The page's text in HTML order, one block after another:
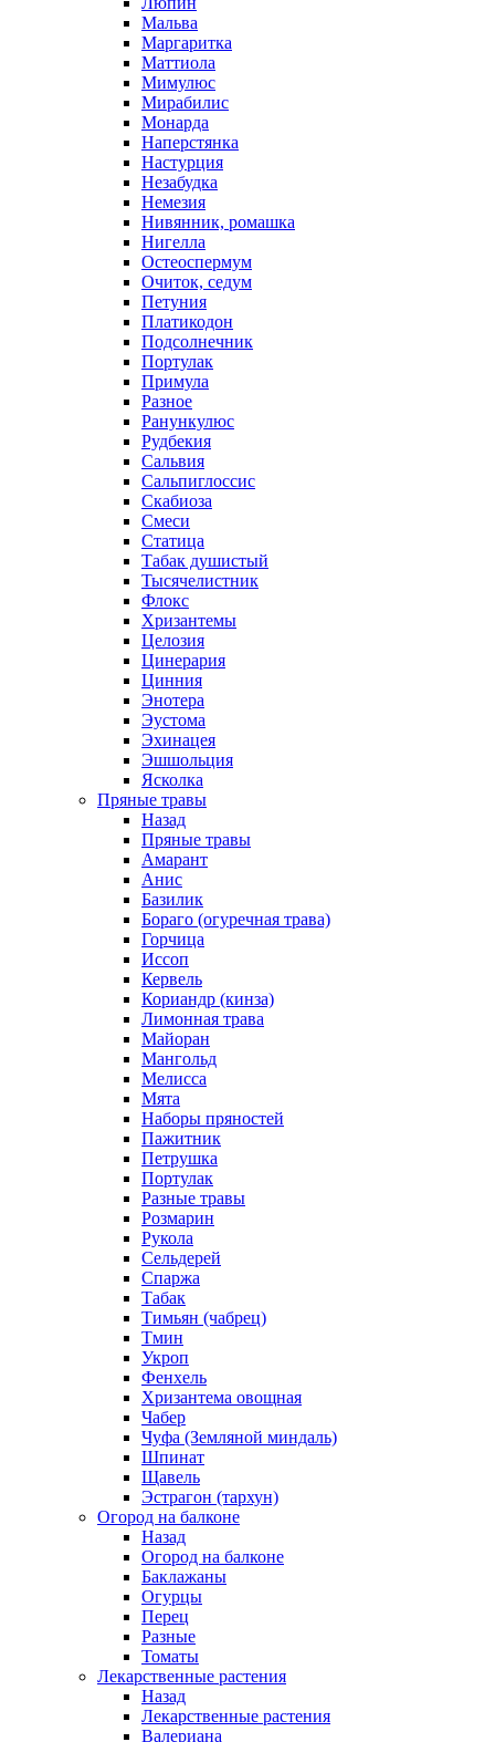
Мальва
Маргаритка
Маттиола
Мимулюс
Мирабилис
Монарда
Наперстянка
Настурция
Незабудка
Немезия
Нивянник, ромашка
Нигелла
Остеоспермум
Очиток, седум
Петуния
Платикодон
Подсолнечник
Портулак
Примула
Разное
Ранункулюс
Рудбекия
Сальвия
Сальпиглоссис
Скабиоза
Смеси
Статица
Табак душистый
Тысячелистник
Флокс
Хризантемы
Целозия
Цинерария
Цинния
Энотера
Эустома
Эхинацея
Эшшольция
Ясколка
Пряные травы
Назад
Пряные травы
Амарант
Анис
Базилик
Бораго (огуречная трава)
Горчица
Иссоп
Кервель
Кориандр (кинза)
Лимонная трава
Майоран
Мангольд
Мелисса
Мята
Наборы пряностей
Пажитник
Петрушка
Портулак
Разные травы
Розмарин
Рукола
Сельдерей
Спаржа
Табак
Тимьян (чабрец)
Тмин
Укроп
Фенхель
Хризантема овощная
Чабер
Чуфа (Земляной миндаль)
Шпинат
Щавель
Эстрагон (тархун)
Огород на балконе
Назад
Огород на балконе
Баклажаны
Огурцы
Перец
Разные
Томаты
Лекарственные растения
Назад
Лекарственные растения
Валериана